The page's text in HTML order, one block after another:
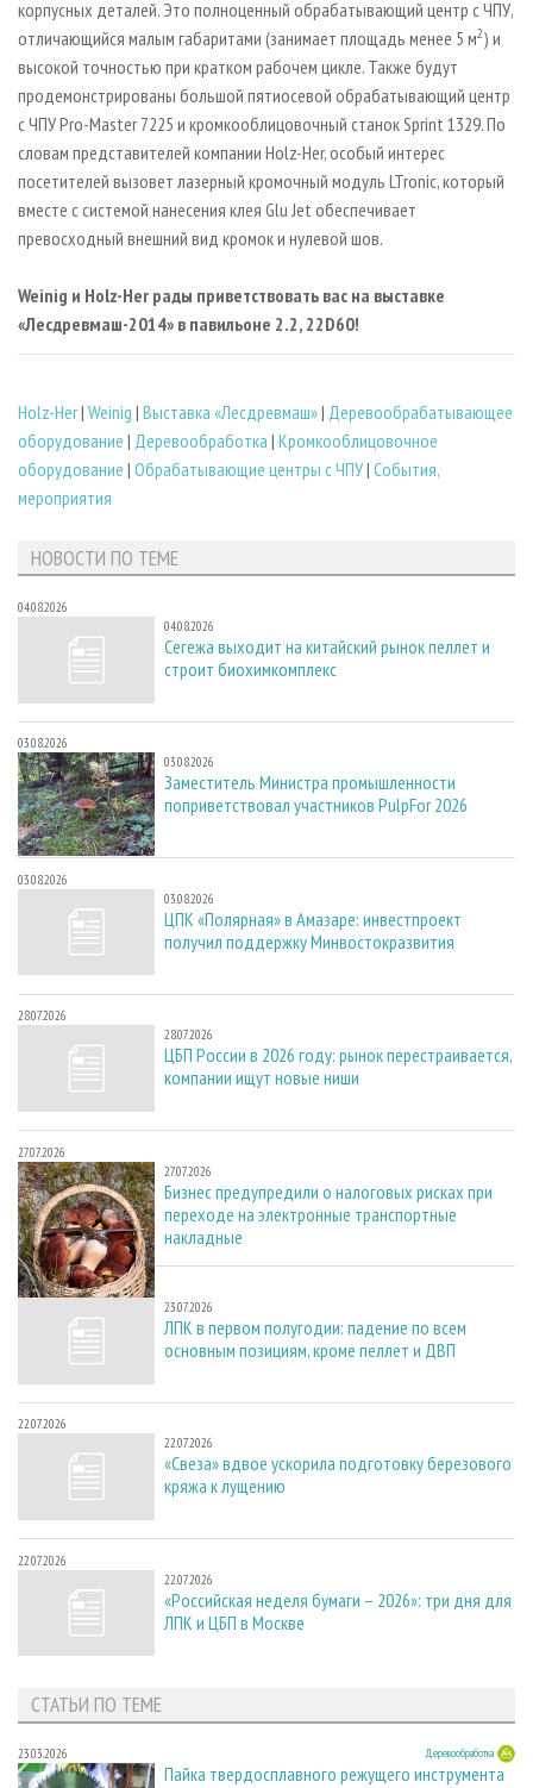
корпусных деталей. Это полноценный обрабатывающий центр с ЧПУ,
отличающийся малым габаритами (занимает площадь менее 5 м2) и
высокой точностью при кратком рабочем цикле. Также будут
продемонстрированы большой пятиосевой обрабатывающий центр
с ЧПУ Pro-Master 7225 и кромкооблицовочный станок Sprint 1329. По
словам представителей компании Holz-Her, особый интерес
посетителей вызовет лазерный кромочный модуль LTronic, который
вместе с системой нанесения клея Glu Jet обеспечивает
превосходный внешний вид кромок и нулевой шов.
Weinig и Holz-Her рады приветствовать вас на выставке
«Лесдревмаш-2014» в павильоне 2.2, 22D60!
Holz-Her| Weinig | Выставка «Лесдревмаш»| Деревообрабатывающее
оборудование | Деревообработка | Кромкооблицовочное
оборудование | Обрабатывающие центры с ЧПУ| События,
мероприятия
НОВОСТИ ПО ТЕМЕ
04.08.2026
04.08.2026
Сегежа выходит на китайский рынок пеллет и
строит биохимкомплекс
03.08.2026
03.08.2026
Заместитель Министра промышленности
поприветствовал участников PulpFor 2026
03.08.2026
03.08.2026
ЦПК «Полярная» в Амазаре: инвестпроект
получил поддержку Минвостокразвития
28.07.2026
28.07.2026
ЦБП России в 2026 году: рынок перестраивается,
компании ищут новые ниши
27.07.2026
27.07.2026
Бизнес предупредили о налоговых рисках при
переходе на электронные транспортные
накладные
23.07.2026
23.07.2026
ЛПК в первом полугодии: падение по всем
основным позициям, кроме пеллет и ДВП
22.07.2026
22.07.2026
«Свеза» вдвое ускорила подготовку березового
кряжа к лущению
22.07.2026
22.07.2026
«Российская неделя бумаги – 2026»: три дня для
ЛПК и ЦБП в Москве
СТАТЬИ ПО ТЕМЕ
23.03.2026 Деревообработка
Пайка твердосплавного режущего инструмента